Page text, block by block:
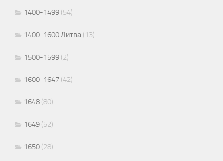
1400-1499 (54)
1400-1600 Литва(13)
1500-1599 (2)
1600-1647 (42)
1648 (80)
1649 (52)
1650 (28)